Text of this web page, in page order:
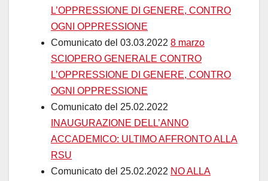
L’OPPRESSIONE DI GENERE, CONTRO
OGNI OPPRESSIONE
Comunicato del 03.03.2022 8 marzo
SCIOPERO GENERALE CONTRO
L’OPPRESSIONE DI GENERE, CONTRO
OGNI OPPRESSIONE
Comunicato del 25.02.2022
INAUGURAZIONE DELL’ANNO
ACCADEMICO: ULTIMO AFFRONTO ALLA
RSU
Comunicato del 25.02.2022 NO ALLA